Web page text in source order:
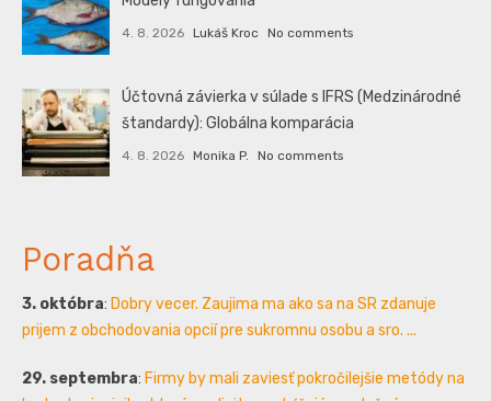
4. 8. 2026 Lukáš Kroc No comments
Účtovná závierka v súlade s IFRS (Medzinárodné
štandardy): Globálna komparácia
4. 8. 2026 Monika P. No comments
Poradňa
3. októbra: Dobry vecer. Zaujima ma ako sa na SR zdanuje
prijem z obchodovania opcií pre sukromnu osobu a sro. ...
29. septembra: Firmy by mali zaviesť pokročilejšie metódy na